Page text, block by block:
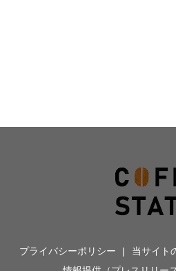
プライバシーポリシー 当サイト